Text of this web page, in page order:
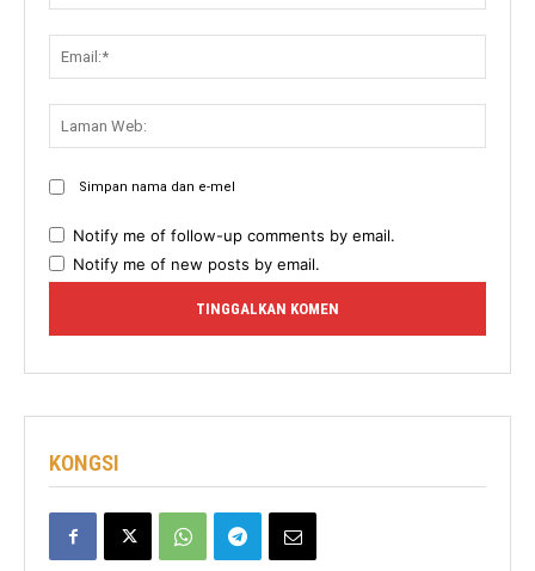
Simpan nama dan e-mel
Notify me of follow-up comments by email.
Notify me of new posts by email.
KONGSI